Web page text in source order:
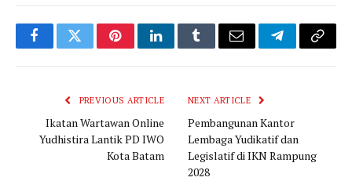
FacebookTwitterPinterestLinkedInTumblrEmail TelegramCopy
PREVIOUS ARTICLE
Ikatan Wartawan Online
Yudhistira Lantik PD IWO
Kota Batam
NEXT ARTICLE
Pembangunan Kantor
Lembaga Yudikatif dan
Legislatif di IKN Rampung
2028